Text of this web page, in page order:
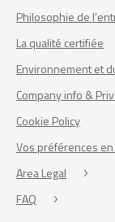
Philosophie de
La qualité certifiée
Environnement et
Company info &
Cookie Policy
Vos préférences
Area Legal
FAQ